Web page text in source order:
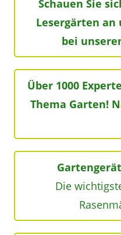
Schauen Sie
Lesergärten an
bei
Über 1000
Thema Garten!
Die